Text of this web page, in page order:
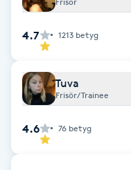
Fransk manikyr
Fransrengöring
Frekvensterapi
Friskvård
4.7 1213 betyg
Tuva
Frisör/Trainee
4.6 76 betyg